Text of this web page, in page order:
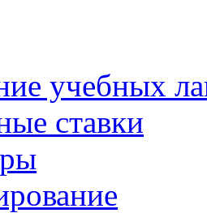
учебных
ставки